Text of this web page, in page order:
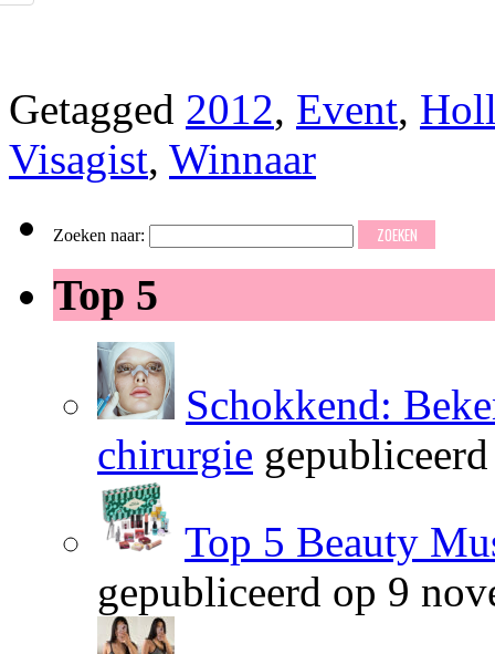
Getagged 2012, Event,
Visagist, Winnaar
Zoeken naar:
Top 5
Schokkend:
chirurgie
Top 5 Beauty
gepubliceerd op 9